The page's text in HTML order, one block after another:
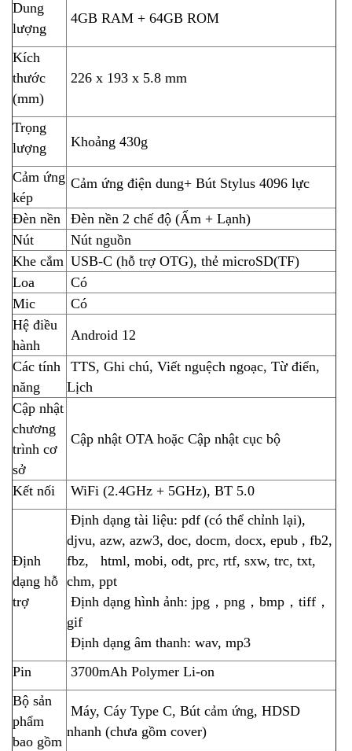
Dung
lượng
4GB RAM + 64GB ROM
Kích
thước
(mm)
226 x 193 x 5.8 mm
Trọng
lượng
Khoảng 430g
Cảm ứng
kép
Cảm ứng điện dung+ Bút Stylus 4096 lực
Đèn nền
Đèn nền 2 chế độ (Ấm + Lạnh)
Nút
Nút nguồn
Khe cắm USB-C (hỗ trợ OTG), thẻ microSD(TF)
Loa
Có
Mic
Có
Hệ điều
hành
Android 12
Các tính
năng
TTS, Ghi chú, Viết nguệch ngoạc, Từ điển,
Lịch
Cập nhật
chương
trình cơ
sở
Cập nhật OTA hoặc Cập nhật cục bộ
Kết nối WiFi (2.4GHz + 5GHz), BT 5.0
Định
dạng hỗ
trợ
Định dạng tài liệu: pdf (có thể chỉnh lại),
djvu, azw, azw3, doc, docm, docx, epub , fb2,
fbz, html, mobi, odt, prc, rtf, sxw, trc, txt,
chm, ppt
Định dạng hình ảnh: jpg，png，bmp，tiff，
gif
Định dạng âm thanh: wav, mp3
Pin
3700mAh Polymer Li-on
Bộ sản
phẩm
bao gồm
Máy, Cáy Type C, Bút cảm ứng, HDSD
nhanh (chưa gồm cover)